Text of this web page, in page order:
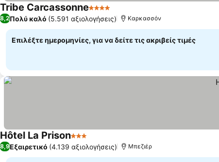
Tribe Carcassonne4 Αστέρια
8,2Πολύ καλό (5.591 αξιολογήσεις) Καρκασσόν
Επιλέξτε ημερομηνίες, για να δείτε τις ακριβείς τιμές
Hôtel La Prison3 Αστέρια
8,9Εξαιρετικό (4.139 αξιολογήσεις) Μπεζιέρ